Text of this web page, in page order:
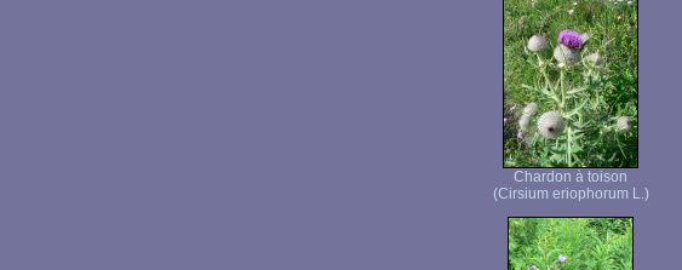
Chardon à toison
(Cirsium eriophorum L.)